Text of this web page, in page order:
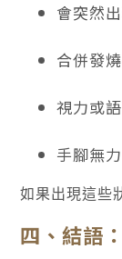
會突然
合併發
視力或
手腳無力
如果出現這些
四、結語